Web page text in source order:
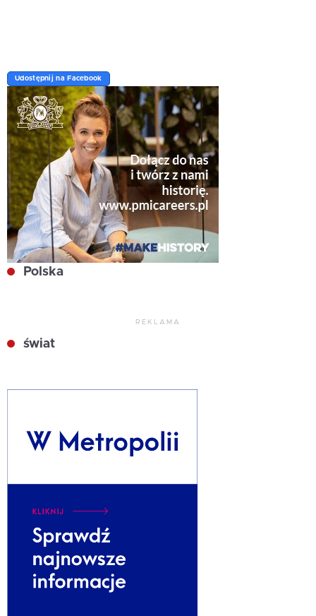
Udostępnij na Facebook
Polska
REKLAMA
świat